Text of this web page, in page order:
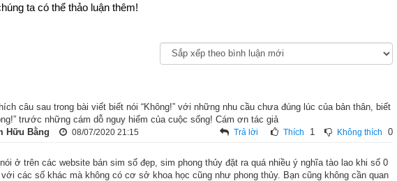
gốc của muôn loài, cây cối… tuợng trưng cho sự vô cùng vô tận, cho pháp lực
thế giới. Như vậy bí mật của số 0 chính là ở chỗ nó không mang ý nghĩa số. Mà nó
cao hơn là ý nghĩa vô cực.
gì và hợp với mệnh gì? Không thấy sách nào nói rõ về ngũ hành của số 0, có
ta có thể thảo luận thêm!
câu sau trong bài viết biết nói “Không!” với những nhu cầu chưa đúng lúc của bản thân, biết
trước những cám dỗ nguy hiểm của cuộc sống! Cám ơn tác giả
Hữu Bằng
Trả lời Thích 1 Không thích 0
08/07/2020 21:15
ở trên các website bán sim số đẹp, sim phong thủy đặt ra quá nhiều ý nghĩa tào lao khi số 0
các số khác mà không có cơ sở khoa học cũng như phong thủy. Bạn cũng không cần quan